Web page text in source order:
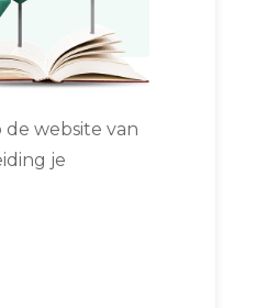
website van
je